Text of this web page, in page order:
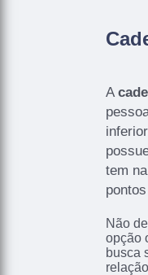
A
tem
Não
opção
busca